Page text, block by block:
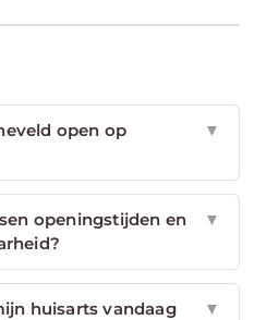
open op
▼
openingstijden en
▼
huisarts vandaag
▼